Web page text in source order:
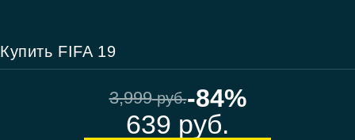
Купить FIFA 19
3,999руб.-84%
639 руб.